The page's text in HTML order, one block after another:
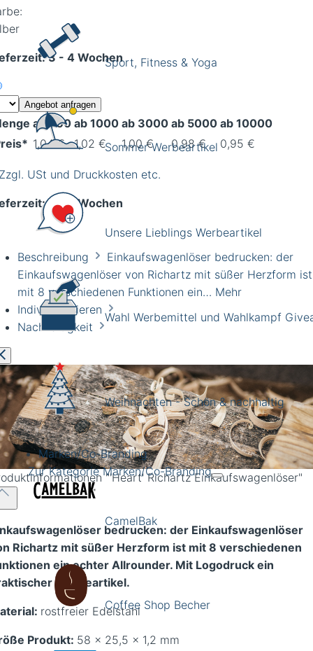
Sport, Fitness & Yoga
Sommer Werbeartikel
Unsere Lieblings Werbeartikel
Wahl Werbemittel und Wahlkampf
Weihnachten - Schön & nachhaltig
Marken/Co-Branding
Zur Kategorie Marken/Co-Branding
CamelBak
Coffee Shop Becher
3 - 4 Wochen
Angebot anfragen
ab 500 ab 1000 ab 3000 ab 5000 ab 10000
1,04 € 1,02 € 1,00 € 0,98 € 0,95 €
USt und Druckkosten etc.
3 - 4 Wochen
Beschreibung
Einkaufswagenlöser bedrucken: der
Einkaufswagenlöser von Richartz mit süßer Herzform ist
mit 8 verschiedenen Funktionen ein… Mehr
Individualisieren
Nachhaltigkeit
"'Heart' Richartz Einkaufswagenlöser"
bedrucken: der Einkaufswagenlöser
Richartz mit süßer Herzform ist mit 8 verschiedenen
ein echter Allrounder. Mit Logodruck ein
Werbeartikel.
rostfreier Edelstahl
Produkt: 58 x 25,5 x 1,2 mm